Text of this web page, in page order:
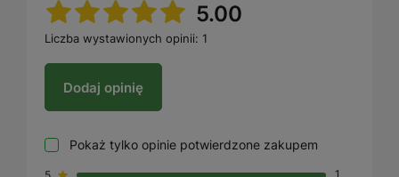
5.00
Liczba wystawionych opinii: 1
Dodaj opinię
Pokaż tylko opinie potwierdzone zakupem